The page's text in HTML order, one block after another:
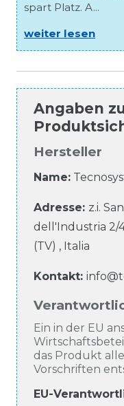
spart Platz. A...
weiter lesen
Angaben
Hersteller
Name:
Adresse: z.i.
dell'Industria 2/
(TV) , Italia
Kontakt:
Ein in der EU
das Produkt
Vorschriften
EU-